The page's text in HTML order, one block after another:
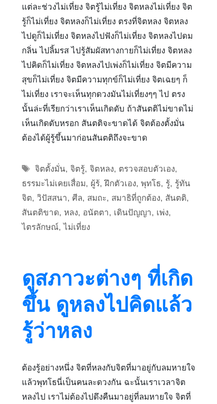
แต่ละช่วงไม่เที่ยง จิตรู้ไม่เที่ยง จิตหลงไม่เที่ยง จิต
รู้ก็ไม่เที่ยง จิตหลงก็ไม่เที่ยง ตรงที่จิตหลง จิตหลง
ไปดูก็ไม่เที่ยง จิตหลงไปฟังก็ไม่เที่ยง จิตหลงไปดม
กลิ่น ไปลิ้มรส ไปรู้สัมผัสทางกายก็ไม่เที่ยง จิตหลง
ไปคิดก็ไม่เที่ยง จิตหลงไปเพ่งก็ไม่เที่ยง จิตมีความ
สุขก็ไม่เที่ยง จิตมีความทุกข์ก็ไม่เที่ยง จิตเฉยๆ ก็
ไม่เที่ยง เราจะเห็นทุกดวงมันไม่เที่ยงๆๆ ไป ตรง
นั้นล่ะที่เรียกว่าเราเห็นเกิดดับ ถ้าสันตติไม่ขาดไม่
เห็นเกิดดับหรอก สันตติจะขาดได้ จิตต้องตั้งมั่น
ต้องได้ผู้รู้ขึ้นมาก่อนสันตติถึงจะขาด
Tags
จิตตั้งมั่น, จิตรู้, จิตหลง, ตรวจสอบตัวเอง,
ธรรมะไม่เคยเสื่อม, ผู้ร้,ฝึกตัวเอง, พุทโธ, รู้, รู้ทัน
จิต, วิปัสสนา, ศีล, สมถะ, สมาธิที่ถูกต้อง, สันตติ,
สันตติขาด, หลง, อนัตตา, เดินปัญญา, เพ่ง,
ไตรลักษณ์,ไม่เที่ยง
ดูสภาวะต่างๆ ที่เกิด
ขึ้น ดูหลงไปคิดแล้ว
รู้ว่าหลง
ต้องรู้อย่างหนึ่ง จิตที่หลงกับจิตที่มาอยู่กับลมหายใจ
แล้วพุทโธนี่เป็นคนละดวงกัน ฉะนั้นเราเวลาจิต
หลงไป เราไม่ต้องไปดึงคืนมาอยู่ที่ลมหายใจ จิตที่